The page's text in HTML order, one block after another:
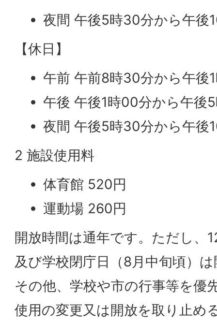
夜間 午後5時30分から午後
【休日】
午前 午前8時30分から午後
午後 午後1時00分から午後
夜間 午後5時30分から午後
2 施設使用料
体育館 520円
運動場 260円
開放時間は通年です。ただし、
及び学校閉庁日（8月中旬頃）
その他、学校や市の行事等を優
使用の変更又は開放を取り止め